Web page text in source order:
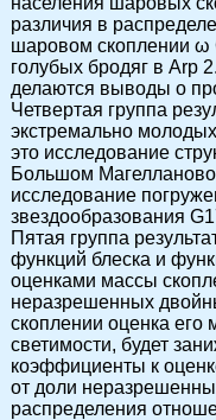
различия в
шаровом скоплении ω
голубых бродяг в Arp
делаются выводы о
Четвертая группа
экстремально
это исследование
Большом
исследование
звездообразования
Пятая группа
функций блеска и
оценками массы
неразрешенных
скоплении оценка
светимости, будет
коэффициенты к
от доли
распределения